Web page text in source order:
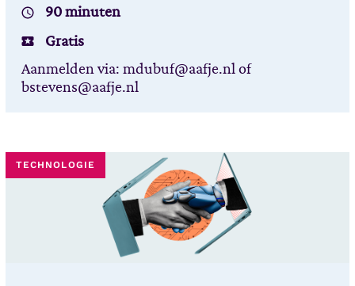
90 minuten
Gratis
Aanmelden via: mdubuf@aafje.nl of
bstevens@aafje.nl
TECHNOLOGIE